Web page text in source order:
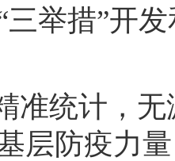
三举措”开
准统计，
层防疫力